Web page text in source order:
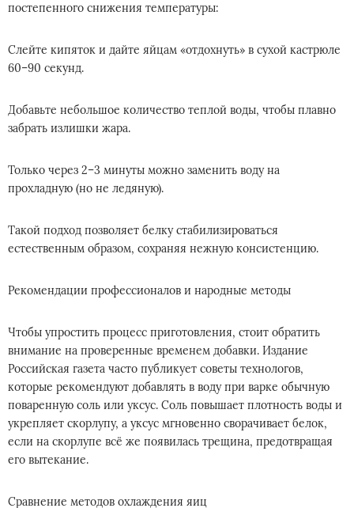
постепенного снижения температуры:
Слейте кипяток и дайте яйцам «отдохнуть» в сухой кастрюле
60–90 секунд.
Добавьте небольшое количество теплой воды, чтобы плавно
забрать излишки жара.
Только через 2–3 минуты можно заменить воду на
прохладную (но не ледяную).
Такой подход позволяет белку стабилизироваться
естественным образом, сохраняя нежную консистенцию.
Рекомендации профессионалов и народные методы
Чтобы упростить процесс приготовления, стоит обратить
внимание на проверенные временем добавки. Издание
Российская газета часто публикует советы технологов,
которые рекомендуют добавлять в воду при варке обычную
поваренную соль или уксус. Соль повышает плотность воды и
укрепляет скорлупу, а уксус мгновенно сворачивает белок,
если на скорлупе всё же появилась трещина, предотвращая
его вытекание.
Сравнение методов охлаждения яиц